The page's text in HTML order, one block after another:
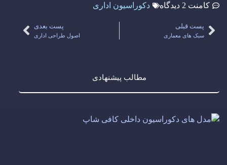
کامنت
دکوراسیون اداری
پست قبلی
سبک های معماری
پست بعدی
اصول طراحی اداری
مطالب پیشنهادی